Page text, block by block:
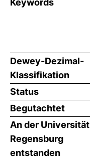
Keywords
Dewey-Dezimal-
Klassifikation
Status
Begutachtet
An der Universität
Regensburg
entstanden